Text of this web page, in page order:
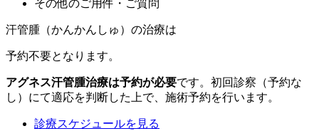
その他のご用件・ご質問
汗管腫（かんかんしゅ）の治療は
予約不要となります。
アグネス汗管腫治療は予約が必要です。初回診察（予約な
し）にて適応を判断した上で、施術予約を行います。
診療スケジュールを見る